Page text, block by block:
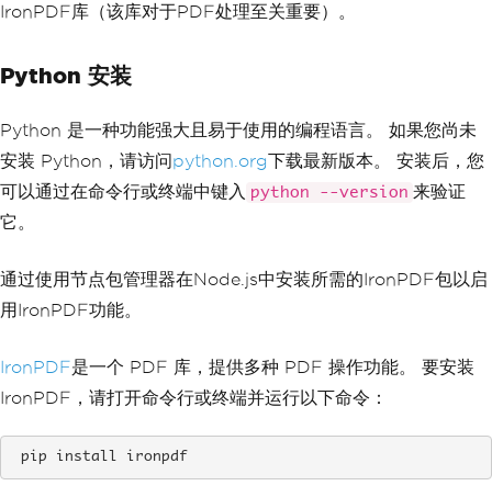
IronPDF库（该库对于PDF处理至关重要）。
Python 安装
Python 是一种功能强大且易于使用的编程语言。 如果您尚未
安装 Python，请访问python.org下载最新版本。 安装后，您
可以通过在命令行或终端中键入 python --version 来验证
它。
通过使用节点包管理器在Node.js中安装所需的IronPDF包以启
用IronPDF功能。
IronPDF是一个 PDF 库，提供多种 PDF 操作功能。 要安装
IronPDF，请打开命令行或终端并运行以下命令：
pip install ironpdf